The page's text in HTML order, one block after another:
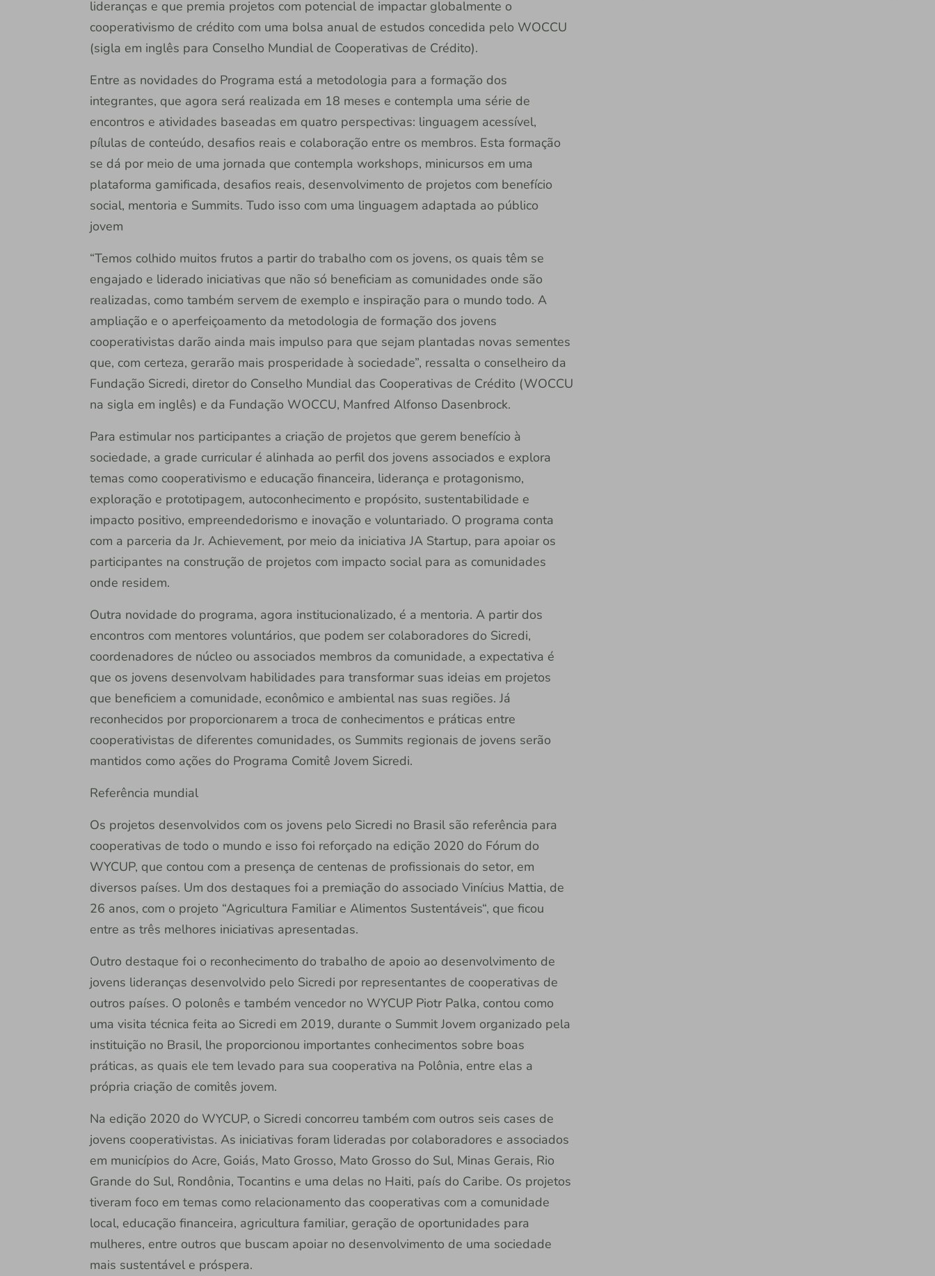
lideranças e que premia projetos com potencial de impactar globalmente o
cooperativismo de crédito com uma bolsa anual de estudos concedida pelo WOCCU
(sigla em inglês para Conselho Mundial de Cooperativas de Crédito).
Entre as novidades do Programa está a metodologia para a formação dos
integrantes, que agora será realizada em 18 meses e contempla uma série de
encontros e atividades baseadas em quatro perspectivas: linguagem acessível,
pílulas de conteúdo, desafios reais e colaboração entre os membros. Esta formação
se dá por meio de uma jornada que contempla workshops, minicursos em uma
plataforma gamificada, desafios reais, desenvolvimento de projetos com benefício
social, mentoria e Summits. Tudo isso com uma linguagem adaptada ao público
jovem
“Temos colhido muitos frutos a partir do trabalho com os jovens, os quais têm se
engajado e liderado iniciativas que não só beneficiam as comunidades onde são
realizadas, como também servem de exemplo e inspiração para o mundo todo. A
ampliação e o aperfeiçoamento da metodologia de formação dos jovens
cooperativistas darão ainda mais impulso para que sejam plantadas novas sementes
que, com certeza, gerarão mais prosperidade à sociedade”, ressalta o conselheiro da
Fundação Sicredi, diretor do Conselho Mundial das Cooperativas de Crédito (WOCCU
na sigla em inglês) e da Fundação WOCCU, Manfred Alfonso Dasenbrock.
Para estimular nos participantes a criação de projetos que gerem benefício à
sociedade, a grade curricular é alinhada ao perfil dos jovens associados e explora
temas como cooperativismo e educação financeira, liderança e protagonismo,
exploração e prototipagem, autoconhecimento e propósito, sustentabilidade e
impacto positivo, empreendedorismo e inovação e voluntariado. O programa conta
com a parceria da Jr. Achievement, por meio da iniciativa JA Startup, para apoiar os
participantes na construção de projetos com impacto social para as comunidades
onde residem.
Outra novidade do programa, agora institucionalizado, é a mentoria. A partir dos
encontros com mentores voluntários, que podem ser colaboradores do Sicredi,
coordenadores de núcleo ou associados membros da comunidade, a expectativa é
que os jovens desenvolvam habilidades para transformar suas ideias em projetos
que beneficiem a comunidade, econômico e ambiental nas suas regiões. Já
reconhecidos por proporcionarem a troca de conhecimentos e práticas entre
cooperativistas de diferentes comunidades, os Summits regionais de jovens serão
mantidos como ações do Programa Comitê Jovem Sicredi.
Referência mundial
Os projetos desenvolvidos com os jovens pelo Sicredi no Brasil são referência para
cooperativas de todo o mundo e isso foi reforçado na edição 2020 do Fórum do
WYCUP, que contou com a presença de centenas de profissionais do setor, em
diversos países. Um dos destaques foi a premiação do associado Vinícius Mattia, de
26 anos, com o projeto “Agricultura Familiar e Alimentos Sustentáveis“, que ficou
entre as três melhores iniciativas apresentadas.
Outro destaque foi o reconhecimento do trabalho de apoio ao desenvolvimento de
jovens lideranças desenvolvido pelo Sicredi por representantes de cooperativas de
outros países. O polonês e também vencedor no WYCUP Piotr Palka, contou como
uma visita técnica feita ao Sicredi em 2019, durante o Summit Jovem organizado pela
instituição no Brasil, lhe proporcionou importantes conhecimentos sobre boas
práticas, as quais ele tem levado para sua cooperativa na Polônia, entre elas a
própria criação de comitês jovem.
Na edição 2020 do WYCUP, o Sicredi concorreu também com outros seis cases de
jovens cooperativistas. As iniciativas foram lideradas por colaboradores e associados
em municípios do Acre, Goiás, Mato Grosso, Mato Grosso do Sul, Minas Gerais, Rio
Grande do Sul, Rondônia, Tocantins e uma delas no Haiti, país do Caribe. Os projetos
tiveram foco em temas como relacionamento das cooperativas com a comunidade
local, educação financeira, agricultura familiar, geração de oportunidades para
mulheres, entre outros que buscam apoiar no desenvolvimento de uma sociedade
mais sustentável e próspera.